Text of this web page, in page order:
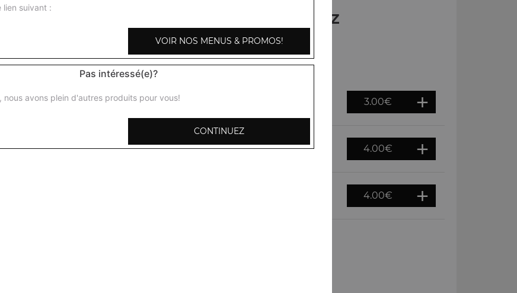
Nos Riz
Riz basmati 3.00€
4.00€
4.00€
lien suivant :
VOIR NOS MENUS & PROMOS!
Pas intéressé(e)?
nous avons plein d'autres produits pour vous!
CONTINUEZ